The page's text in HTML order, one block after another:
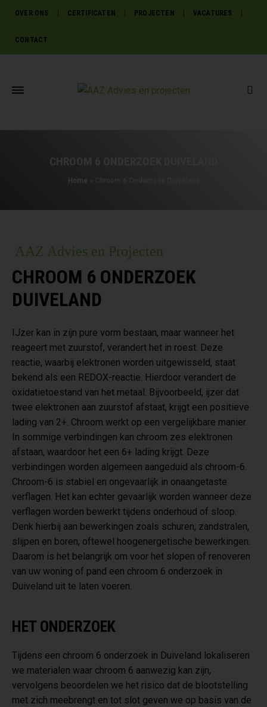
OVER ONS CERTIFICATEN PROJECTEN VACATURES
CONTACT
AAZ Advies en Projecten
CHROOM 6 ONDERZOEK
DUIVELAND
IJzer kan in zijn pure vorm bestaan, maar wanneer het
reageert met zuurstof, verandert het in roest. Deze
reactie, waarbij elektronen worden uitgewisseld, staat
bekend als een REDOX-reactie. Hierdoor verandert de
oxidatietoestand van het metaal. Bijvoorbeeld, ijzer dat
twee elektronen aan zuurstof afstaat, krijgt een positieve
lading van 2+. Chroom werkt op een vergelijkbare manier.
In sommige verbindingen kan chroom zes elektronen
afstaan, waardoor het een 6+ lading krijgt. Deze
verbindingen worden algemeen aangeduid als chroom-6.
Chroom-6 is stabiel en ongevaarlijk in onaangetaste
verflagen. Het kan echter gevaarlijk worden wanneer deze
verflagen worden bewerkt tijdens onderhoud of sloop.
Denk hierbij aan bewerkingen zoals schuren, zandstralen,
slijpen en boren, oftewel hoogenergetische bewerkingen.
Daarom is het belangrijk om voor het slopen of renoveren
van uw woning of pand een chroom 6 onderzoek in
Duiveland uit te laten voeren.
HET ONDERZOEK
Tijdens een chroom 6 onderzoek in Duiveland lokaliseren
we materialen waar chroom 6 aanwezig kan zijn,
vervolgens beoordelen we het risico dat de blootstelling
met zich meebrengt en tot slot geven we op basis van de